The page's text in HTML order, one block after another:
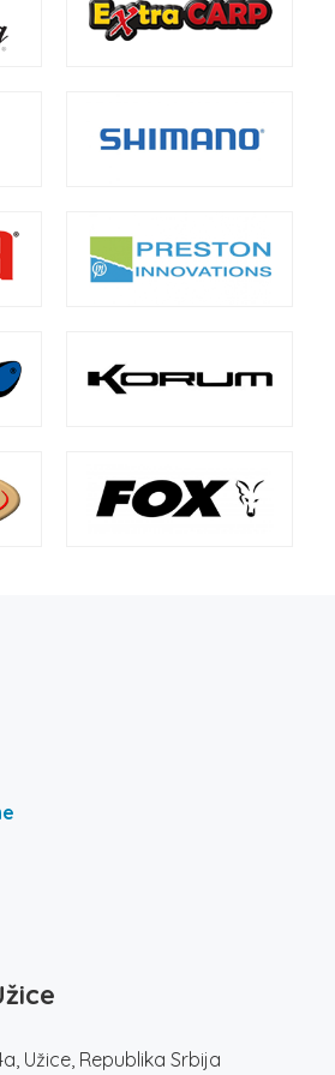
Užice, Republika Srbija